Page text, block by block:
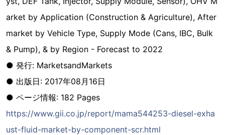
arket by Application (Construction & Agriculture), After
market by Vehicle Type, Supply Mode (Cans, IBC, Bulk
& Pump), & by Region - Forecast to 2022
● 発行: MarketsandMarkets
● 出版日: 2017年08月16日
● ページ情報: 182 Pages
https://www.gii.co.jp/report/mama544253-diesel-exha
ust-fluid-market-by-component-scr.html